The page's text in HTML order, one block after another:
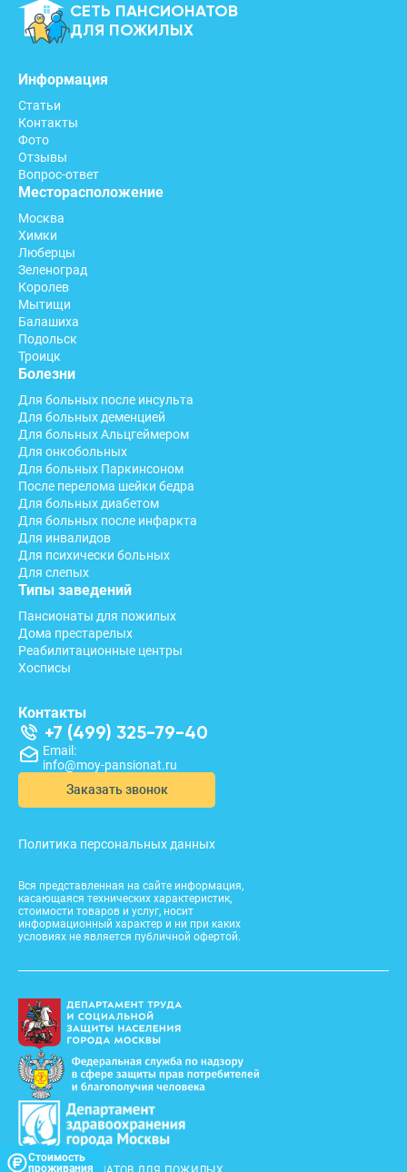
СЕТЬ ПАНСИОНАТОВ
ДЛЯ ПОЖИЛЫХ
Вся представленная на сайте информация,
касающаяся технических характеристик,
стоимости товаров и услуг, носит
информационный характер и ни при каких
условиях не является публичной офертой.
Информация
Статьи
Контакты
Фото
Отзывы
Вопрос-ответ
Месторасположение
Москва
Химки
Люберцы
Зеленоград
Королев
Мытищи
Балашиха
Подольск
Троицк
Болезни
Для больных после инсульта
Для больных деменцией
Для больных Альцгеймером
Для онкобольных
Для больных Паркинсоном
После перелома шейки бедра
Для больных диабетом
Для больных после инфаркта
Для инвалидов
Для психически больных
Для слепых
Типы заведений
Пансионаты для пожилых
Дома престарелых
Реабилитационные центры
Хосписы
Контакты
+7 (499) 325-79-40
Email:
info@moy-pansionat.ru
Заказать звонок
Политика персональных данных
© 2026
Стоимость
проживания